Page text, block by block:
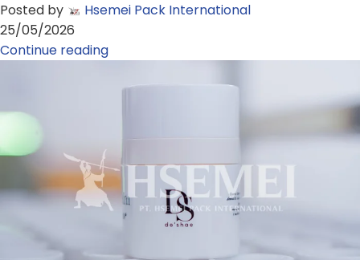
Posted by
Hsemei Pack International
25/05/2026
Continue reading